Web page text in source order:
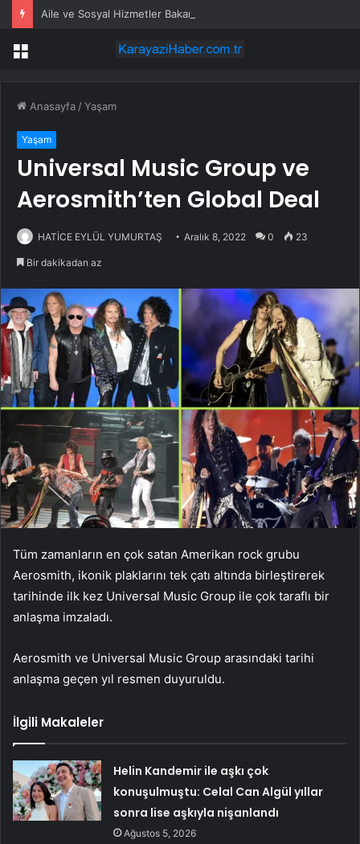
Menü
Anasayfa /Yaşam
Yaşam
Universal Music Group ve
Aerosmith’ten Global Deal
HATİCE EYLÜL YUMURTAŞ Aralık 8, 2022 0 23
Bir dakikadan az
Tüm zamanların en çok satan Amerikan rock grubu
Aerosmith, ikonik plaklarını tek çatı altında birleştirerek
tarihinde ilk kez Universal Music Group ile çok taraflı bir
anlaşma imzaladı.
Aerosmith ve Universal Music Group arasındaki tarihi
anlaşma geçen yıl resmen duyuruldu.
İlgili Makaleler
Helin Kandemir ile aşkı çok
konuşulmuştu: Celal Can Algül yıllar
sonra lise aşkıyla nişanlandı
Ağustos 5, 2026